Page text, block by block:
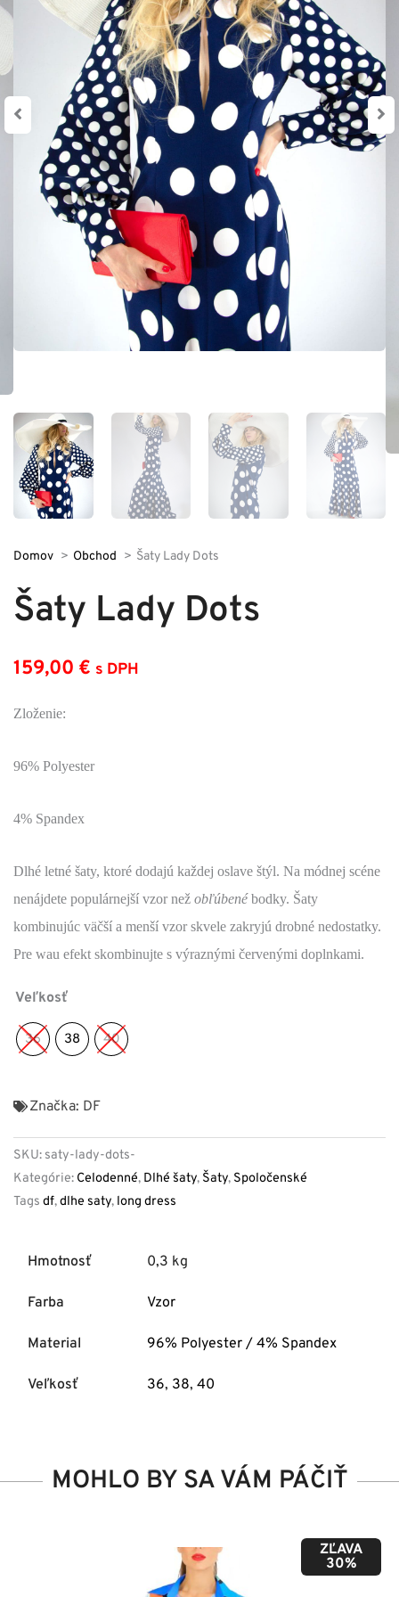
Domov Obchod Šaty Lady Dots
Šaty Lady Dots
159,00 € s DPH
Zloženie:
96% Polyester
4% Spandex
Dlhé letné šaty, ktoré dodajú každej oslave štýl. Na módnej scéne
nenájdete populárnejší vzor než obľúbenébodky. Šaty
kombinujúc väčší a menší vzor skvele zakryjú drobné nedostatky.
Pre wau efekt skombinujte s výraznými červenými doplnkami.
Veľkosť
36 38 40
Značka: DF
SKU: saty-lady-dots-
Kategórie: Celodenné, Dlhé šaty, Šaty, Spoločenské
Tags df,dlhe saty, long dress
Hmotnosť 0,3 kg
Farba Vzor
Material 96% Polyester / 4% Spandex
Veľkosť 36, 38, 40
MOHLO BY SA VÁM PÁČIŤ
ZĽAVA
50%